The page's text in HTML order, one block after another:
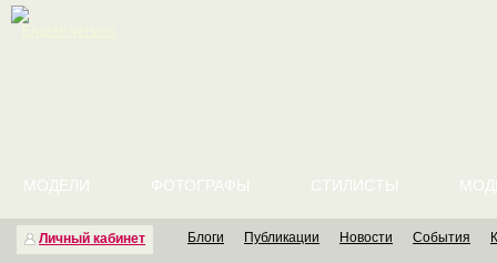
Личный кабинет
МОДЕЛИ ФОТОГРАФЫ СТИЛИСТЫ
Блоги Публикации Новости События